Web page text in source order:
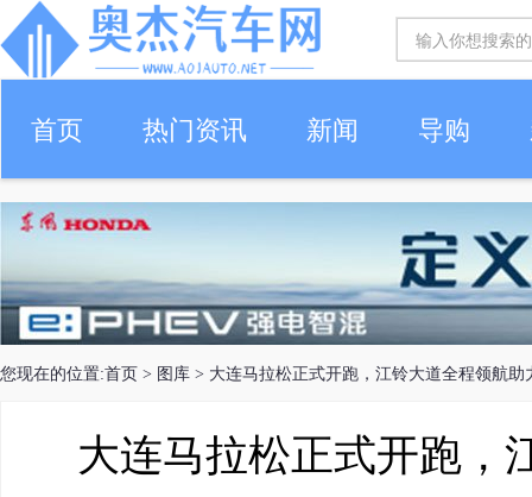
首页 热门资讯 新闻 导购
您现在的位置:首页 > 图库 > 大连马拉松正式开跑，江铃大道全程领航助
大连马拉松正式开跑，